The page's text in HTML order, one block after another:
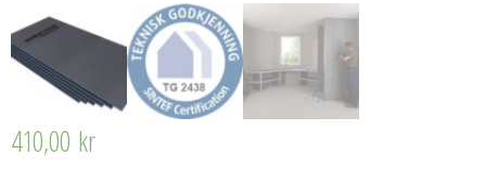
410,00 kr